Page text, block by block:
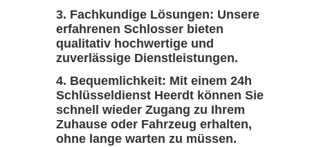
Fachkundige Lösungen: Unsere
erfahrenen Schlosser bieten
qualitativ hochwertige und
zuverlässige Dienstleistungen.
Bequemlichkeit: Mit einem 24h
Schlüsseldienst Heerdt können Sie
schnell wieder Zugang zu Ihrem
Zuhause oder Fahrzeug erhalten,
ohne lange warten zu müssen.